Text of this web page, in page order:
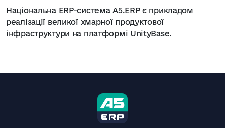
Національна ERP-система А5.ERP є прикладом
реалізації великої хмарної продуктової
інфраструктури на платформі UnityBase.